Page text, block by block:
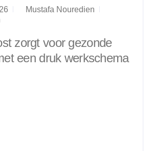
Mustafa Nouredien
zorgt voor gezonde
een druk werkschema